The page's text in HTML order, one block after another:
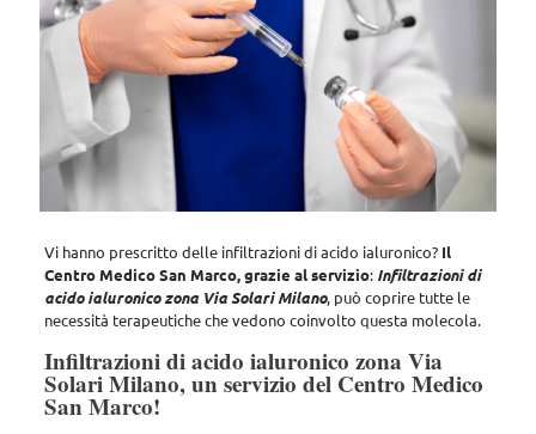
Vi hanno prescritto delle infiltrazioni di acido ialuronico? Il
Centro Medico San Marco, grazie al servizio: Infiltrazioni di
acido ialuronico zona Via Solari Milano, può coprire tutte le
necessità terapeutiche che vedono coinvolto questa molecola.
Infiltrazioni di acido ialuronico zona Via
Solari Milano, un servizio del Centro Medico
San Marco!